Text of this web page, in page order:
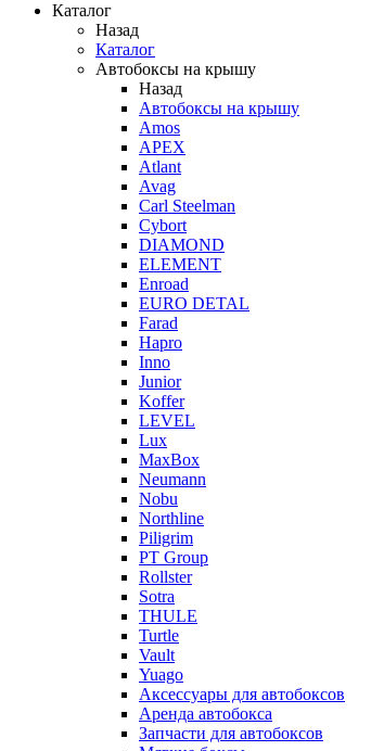
Каталог
Назад
Каталог
Автобоксы на крышу
Назад
Автобоксы на крышу
Amos
APEX
Atlant
Avag
Carl Steelman
Cybort
DIAMOND
ELEMENT
Enroad
EURO DETAL
Farad
Hapro
Inno
Junior
Koffer
LEVEL
Lux
MaxBox
Neumann
Nobu
Northline
Piligrim
PT Group
Rollster
Sotra
THULE
Turtle
Vault
Yuago
Аксессуары для автобоксов
Аренда автобокса
Запчасти для автобоксов